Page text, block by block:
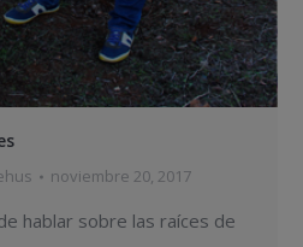
noviembre 20, 2017
hablar sobre las raíces de